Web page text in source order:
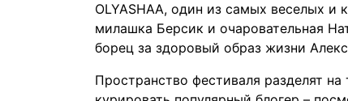
OLYASHAA, один из самых веселых и
милашка Берсик и очаровательная
борец за здоровый образ жизни
Пространство фестиваля разделят